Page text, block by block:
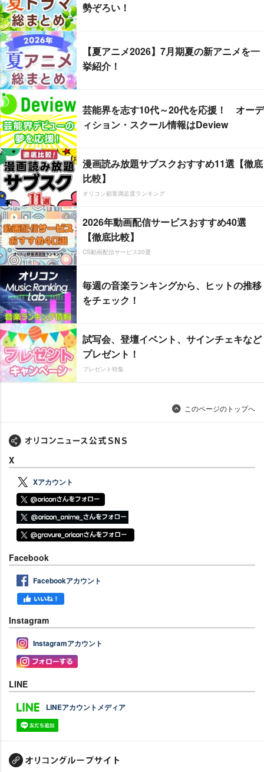
勢ぞろい！
【夏アニメ2026】7月期夏の新アニメを一
挙紹介！
芸能界を志す10代～20代を応援！ オーデ
ィション・スクール情報はDeview
漫画読み放題サブスクおすすめ11選【徹底
比較】
オリコン顧客満足度ランキング
2026年動画配信サービスおすすめ40選
【徹底比較】
CS動画配信サービス20選
毎週の音楽ランキングから、ヒットの推移
をチェック！
試写会、登壇イベント、サインチェキなど
プレゼント！
プレゼント特集
このページのトップへ
X
Xアカウント
Facebook
Facebookアカウント
Instagram
Instagramアカウント
LINE
LINEアカウントメディア